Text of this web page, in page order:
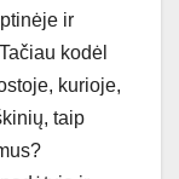
ir
kodėl
kurioje,
taip